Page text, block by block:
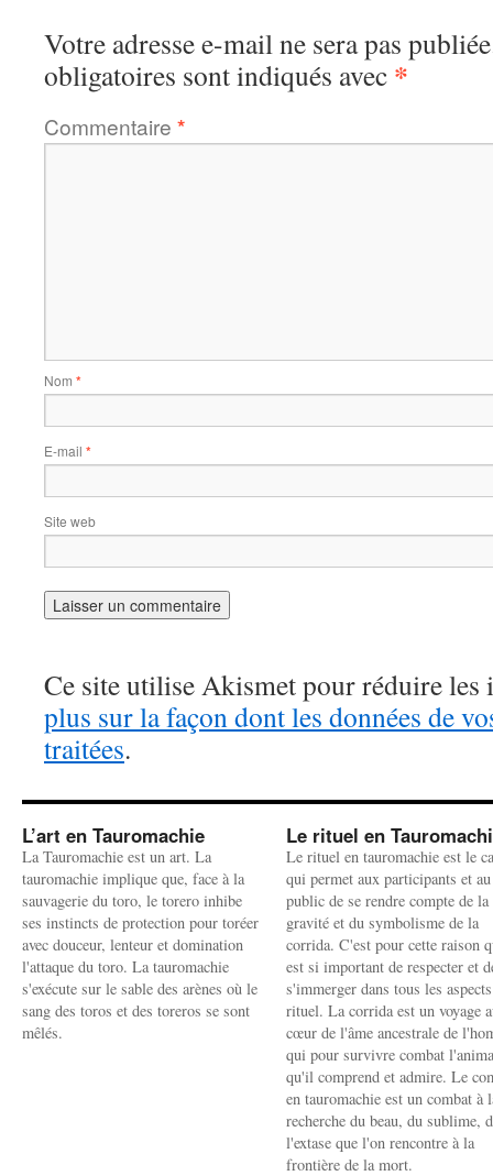
Votre adresse e-mail ne sera pas
obligatoires sont indiqués avec *
Commentaire *
Nom *
E-mail *
Site web
Ce site utilise Akismet pour réduire les
plus sur la façon dont les données de
traitées.
L’art en Tauromachie
La Tauromachie est un art. La
tauromachie implique que, face à la
sauvagerie du toro, le torero inhibe
ses instincts de protection pour toréer
avec douceur, lenteur et domination
l'attaque du toro. La tauromachie
s'exécute sur le sable des arènes où le
sang des toros et des toreros se sont
mêlés.
Le rituel en
Le rituel en tauromachie est le
qui permet aux participants et au
public de se rendre compte de la
gravité et du symbolisme de la
corrida. C'est pour cette raison
est si important de respecter et
s'immerger dans tous les
rituel. La corrida est un voyage
cœur de l'âme ancestrale de
qui pour survivre combat
qu'il comprend et admire. Le
en tauromachie est un combat à
recherche du beau, du sublime,
l'extase que l'on rencontre à la
frontière de la mort.